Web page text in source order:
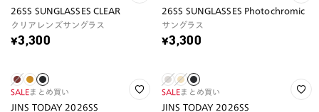
26SS SUNGLASSES CLEAR
クリアレンズサングラス
¥3,300
26SS SUNGLASSES Photochromic
サングラス
¥3,300
SALEまとめ買い
JINS TODAY 2026SS
SALEまとめ買い
JINS TODAY 2026SS